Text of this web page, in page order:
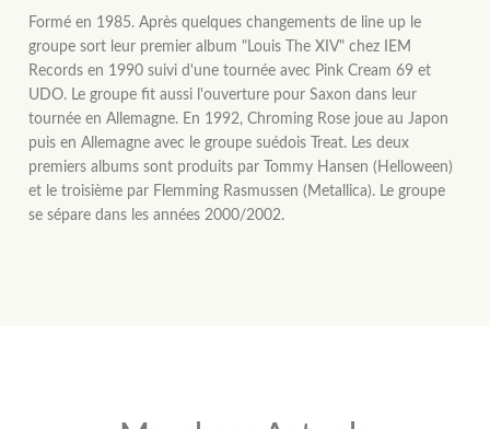
Formé en 1985. Après quelques changements de line up le
groupe sort leur premier album "Louis The XIV" chez IEM
Records en 1990 suivi d'une tournée avec Pink Cream 69 et
UDO. Le groupe fit aussi l'ouverture pour Saxon dans leur
tournée en Allemagne. En 1992, Chroming Rose joue au Japon
puis en Allemagne avec le groupe suédois Treat. Les deux
premiers albums sont produits par Tommy Hansen (Helloween)
et le troisième par Flemming Rasmussen (Metallica). Le groupe
se sépare dans les années 2000/2002.